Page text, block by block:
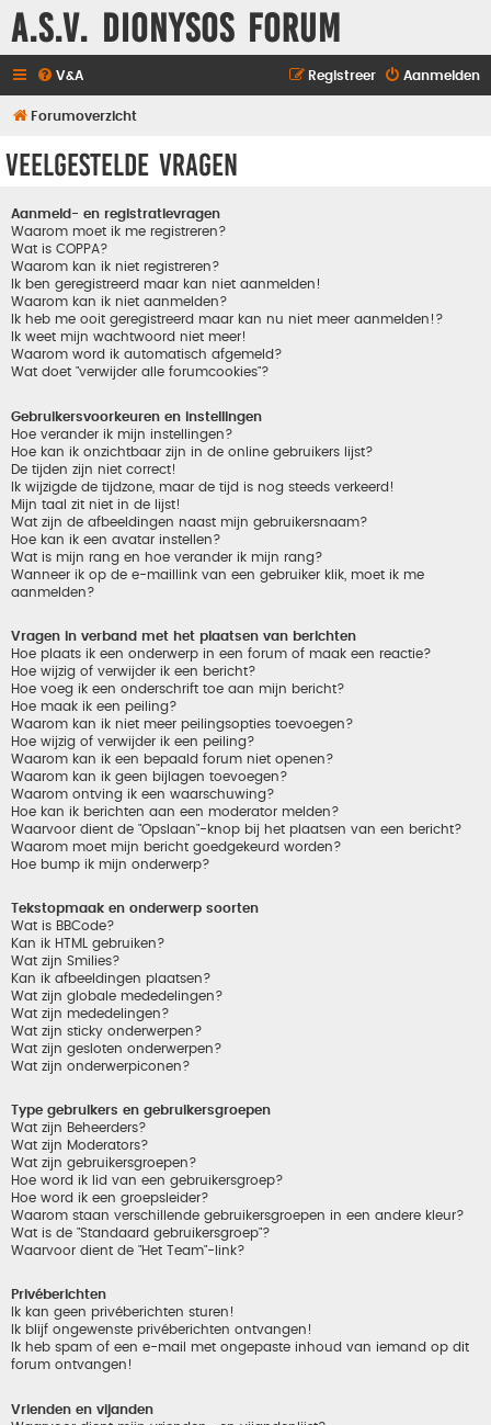
A.S.V. Dionysos Forum
V&A Aanmelden
Registreer
Forumoverzicht
Veelgestelde vragen
Aanmeld- en registratievragen
Waarom moet ik me registreren?
Wat is COPPA?
Waarom kan ik niet registreren?
Ik ben geregistreerd maar kan niet aanmelden!
Waarom kan ik niet aanmelden?
Ik heb me ooit geregistreerd maar kan nu niet meer aanmelden!?
Ik weet mijn wachtwoord niet meer!
Waarom word ik automatisch afgemeld?
Wat doet "verwijder alle forumcookies"?
Gebruikersvoorkeuren en instellingen
Hoe verander ik mijn instellingen?
Hoe kan ik onzichtbaar zijn in de online gebruikers lijst?
De tijden zijn niet correct!
Ik wijzigde de tijdzone, maar de tijd is nog steeds verkeerd!
Mijn taal zit niet in de lijst!
Wat zijn de afbeeldingen naast mijn gebruikersnaam?
Hoe kan ik een avatar instellen?
Wat is mijn rang en hoe verander ik mijn rang?
Wanneer ik op de e-maillink van een gebruiker klik, moet ik me
aanmelden?
Vragen in verband met het plaatsen van berichten
Hoe plaats ik een onderwerp in een forum of maak een reactie?
Hoe wijzig of verwijder ik een bericht?
Hoe voeg ik een onderschrift toe aan mijn bericht?
Hoe maak ik een peiling?
Waarom kan ik niet meer peilingsopties toevoegen?
Hoe wijzig of verwijder ik een peiling?
Waarom kan ik een bepaald forum niet openen?
Waarom kan ik geen bijlagen toevoegen?
Waarom ontving ik een waarschuwing?
Hoe kan ik berichten aan een moderator melden?
Waarvoor dient de "Opslaan"-knop bij het plaatsen van een bericht?
Waarom moet mijn bericht goedgekeurd worden?
Hoe bump ik mijn onderwerp?
Tekstopmaak en onderwerp soorten
Wat is BBCode?
Kan ik HTML gebruiken?
Wat zijn Smilies?
Kan ik afbeeldingen plaatsen?
Wat zijn globale mededelingen?
Wat zijn mededelingen?
Wat zijn sticky onderwerpen?
Wat zijn gesloten onderwerpen?
Wat zijn onderwerpiconen?
Type gebruikers en gebruikersgroepen
Wat zijn Beheerders?
Wat zijn Moderators?
Wat zijn gebruikersgroepen?
Hoe word ik lid van een gebruikersgroep?
Hoe word ik een groepsleider?
Waarom staan verschillende gebruikersgroepen in een andere kleur?
Wat is de "Standaard gebruikersgroep"?
Waarvoor dient de "Het Team"-link?
Privéberichten
Ik kan geen privéberichten sturen!
Ik blijf ongewenste privéberichten ontvangen!
Ik heb spam of een e-mail met ongepaste inhoud van iemand op dit
forum ontvangen!
Vrienden en vijanden